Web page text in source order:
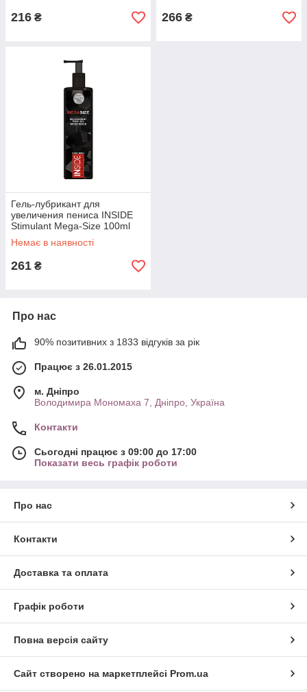
216 ₴ 266 ₴
Гель-лубрикант для
увеличения пениса INSIDE
Stimulant Mega-Size 100ml
Немає в наявності
261 ₴
Про нас
90% позитивних з 1833 відгуків за рік
Працює з 26.01.2015
м. Дніпро
Володимира Мономаха 7, Дніпро, Україна
Контакти
Сьогодні працює з 09:00 до 17:00
Показати весь графік роботи
Про нас
Контакти
Доставка та оплата
Графік роботи
Повна версія сайту
Сайт створено на маркетплейсі Prom.ua